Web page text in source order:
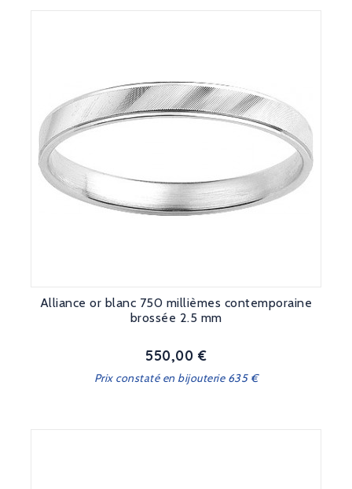
Alliance or blanc 750 millièmes contemporaine
brossée 2.5 mm
Prix
550,00 €
Prix constaté en bijouterie 635 €